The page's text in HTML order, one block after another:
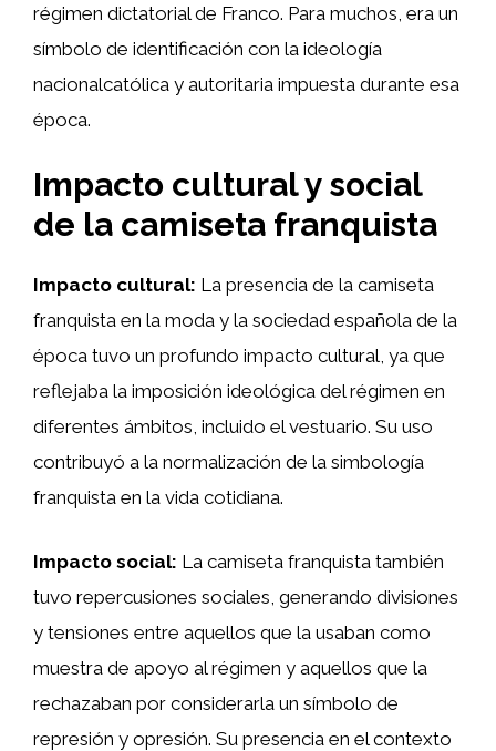
régimen dictatorial de Franco. Para muchos, era un
símbolo de identificación con la ideología
nacionalcatólica y autoritaria impuesta durante esa
época.
Impacto cultural y social
de la camiseta franquista
Impacto cultural: La presencia de la camiseta
franquista en la moda y la sociedad española de la
época tuvo un profundo impacto cultural, ya que
reflejaba la imposición ideológica del régimen en
diferentes ámbitos, incluido el vestuario. Su uso
contribuyó a la normalización de la simbología
franquista en la vida cotidiana.
Impacto social: La camiseta franquista también
tuvo repercusiones sociales, generando divisiones
y tensiones entre aquellos que la usaban como
muestra de apoyo al régimen y aquellos que la
rechazaban por considerarla un símbolo de
represión y opresión. Su presencia en el contexto